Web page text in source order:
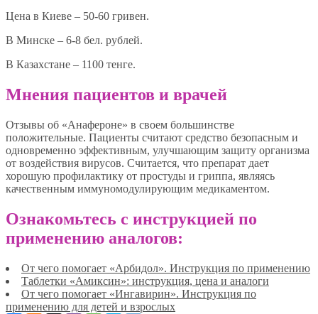
Цена в Киеве – 50-60 гривен.
В Минске – 6-8 бел. рублей.
В Казахстане – 1100 тенге.
Мнения пациентов и врачей
Отзывы об «Анафероне» в своем большинстве
положительные. Пациенты считают средство безопасным и
одновременно эффективным, улучшающим защиту организма
от воздействия вирусов. Считается, что препарат дает
хорошую профилактику от простуды и гриппа, являясь
качественным иммуномодулирующим медикаментом.
Ознакомьтесь с инструкцией по
применению аналогов:
От чего помогает «Арбидол». Инструкция по применению
Таблетки «Амиксин»: инструкция, цена и аналоги
От чего помогает «Ингавирин». Инструкция по
применению для детей и взрослых